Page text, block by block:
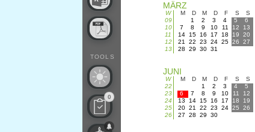
TOOLS
0
MÄRZ
W M D M D F S
S
09
1 2 3 4 5
6
10
7 8 9 10 11 12
13
11
14 15 16 17 18 19
20
12
21 22 23 24 25 26
27
13
28 29 30 31
JUNI
W M D M D F S
S
22
1 2 3 4
5
23
6 7 8 9 10 11
12
24
13 14 15 16 17 18
19
25
20 21 22 23 24 25
26
26
27 28 29 30